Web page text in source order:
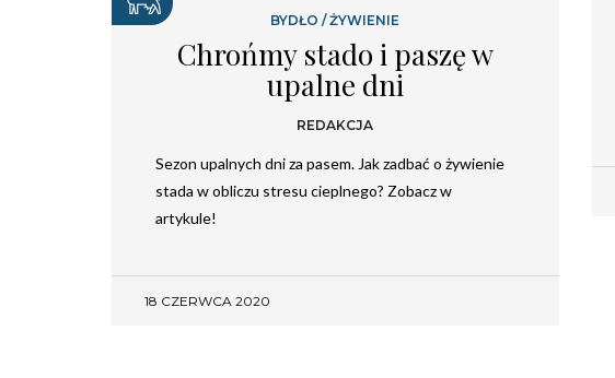
BYDŁO /ŻYWIENIE
Chrońmy stado i paszę w
upalne dni
REDAKCJA
Sezon upalnych dni za pasem. Jak zadbać o żywienie
stada w obliczu stresu cieplnego? Zobacz w
artykule!
18 CZERWCA 2020